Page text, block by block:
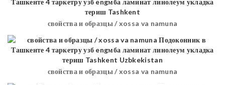
свойства и образцы / xossa va namuna
свойства и образцы / xossa va namuna